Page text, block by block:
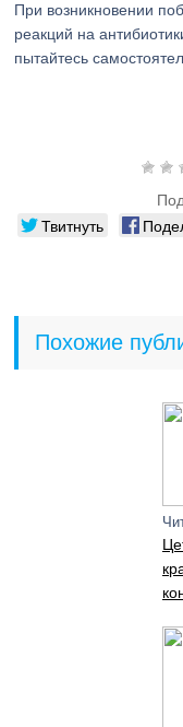
При возникновении
реакций на
пытайтесь
Твитнуть
Похожие